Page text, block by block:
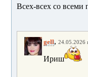
Всех-всех со всеми
gell, 24.05.2026
Ириш